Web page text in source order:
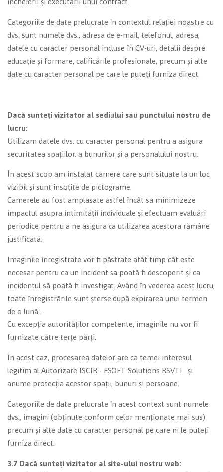
încheierii și executării unui contract.
Categoriile de date prelucrate în contextul relației noastre cu
dvs. sunt numele dvs., adresa de e-mail, telefonul, adresa,
datele cu caracter personal incluse în CV-uri, detalii despre
educație și formare, calificările profesionale, precum și alte
date cu caracter personal pe care le puteți furniza direct.
Dacă sunteți vizitator al sediului sau punctului nostru de
lucru:
Utilizam datele dvs. cu caracter personal pentru a asigura
securitatea spațiilor, a bunurilor și a personalului nostru.
În acest scop am instalat camere care sunt situate la un loc
vizibil și sunt însoțite de pictograme.
Camerele au fost amplasate astfel încât sa minimizeze
impactul asupra intimității individuale și efectuam evaluări
periodice pentru a ne asigura ca utilizarea acestora rămâne
justificată.
Imaginile înregistrate vor fi păstrate atât timp cât este
necesar pentru ca un incident sa poată fi descoperit și ca
incidentul să poată fi investigat. Având în vederea acest lucru,
toate înregistrările sunt șterse după expirarea unui termen
de o lună .
Cu excepția autorităților competente, imaginile nu vor fi
furnizate către terțe părți.
În acest caz, procesarea datelor are ca temei interesul
legitim al Autorizare ISCIR - ESOFT Solutions RSVTI. și
anume protecția acestor spații, bunuri și persoane.
Categoriile de date prelucrate în acest context sunt numele
dvs., imagini (obținute conform celor menționate mai sus)
precum și alte date cu caracter personal pe care ni le puteți
furniza direct.
3.7 Dacă sunteți vizitator al site-ului nostru web: